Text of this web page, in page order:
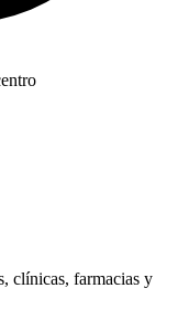
clínicas, farmacias y